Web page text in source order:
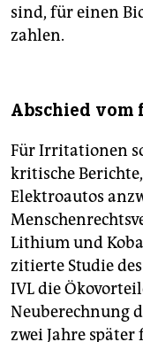
sind, für einen
zahlen.
Abschied vom
Für Irritationen
kritische
Elektroautos
Lithium und
zitierte Studie
IVL die
Neuberechnung
zwei Jahre